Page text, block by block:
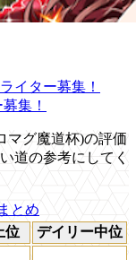
イター募集！
集！
マグ魔道杯)の評価
道の参考にしてく
とめ
位 デイリー中位